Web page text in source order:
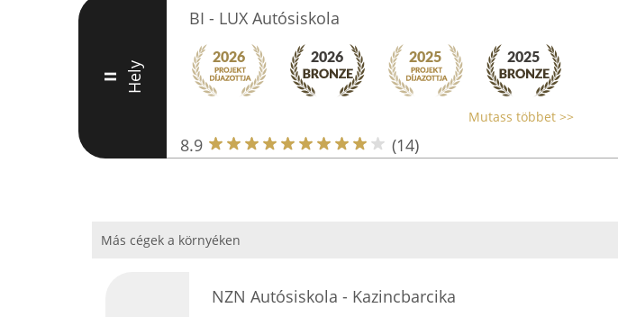
II Hely
BI - LUX Autósiskola
Mutass többet >>
8.9 (14)
Más cégek a környéken
NZN Autósiskola - Kazincbarcika